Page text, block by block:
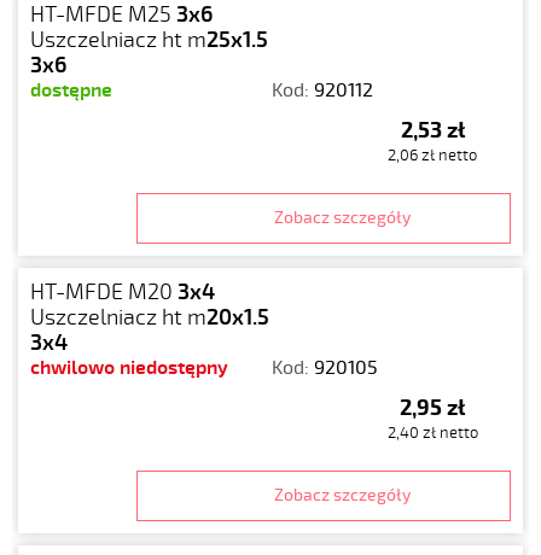
HT-MFDE M25 3x6
Uszczelniacz ht m25x1.5
3x6
dostępne Kod: 920112
2,53 zł
2,06 zł netto
Zobacz szczegóły
HT-MFDE M20 3x4
Uszczelniacz ht m20x1.5
3x4
chwilowo niedostępny Kod: 920105
2,95 zł
2,40 zł netto
Zobacz szczegóły